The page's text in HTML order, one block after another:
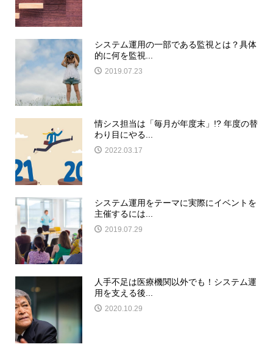
システム運用の一部である監視とは？具体
的に何を監視...
2019.07.23
情シス担当は「毎月が年度末」!? 年度の替
わり目にやる...
2022.03.17
システム運用をテーマに実際にイベントを
主催するには...
2019.07.29
人手不足は医療機関以外でも！システム運
用を支える後...
2020.10.29